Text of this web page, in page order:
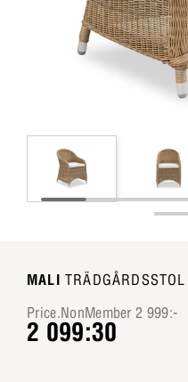
MALI TRÄDGÅRDSSTOL
Price.NonMember 2 999:-
2 099:30